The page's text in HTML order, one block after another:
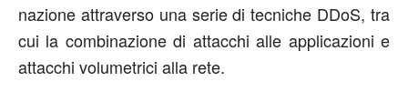
nazione attraverso una serie di tecniche DDoS, tra
cui la combinazione di attacchi alle applicazioni e
attacchi volumetrici alla rete.